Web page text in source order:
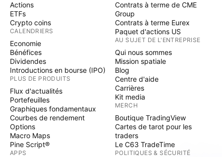
Actions
ETFs
Crypto coins
CALENDRIERS
Economie
Bénéfices
Dividendes
Introductions en bourse (IPO)
PLUS DE PRODUITS
Flux d'actualités
Portefeuilles
Graphiques fondamentaux
Courbes de rendement
Options
Macro Maps
Pine Script®
APPS
Contrats à terme de CME
Group
Contrats à terme Eurex
Paquet d'actions US
AU SUJET DE L'ENTREPRISE
Qui nous sommes
Mission spatiale
Blog
Centre d'aide
Carrières
Kit media
MERCH
Boutique TradingView
Cartes de tarot pour les
traders
Le C63 TradeTime
POLITIQUES & SÉCURITÉ